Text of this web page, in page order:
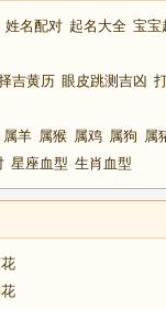
姓名配对 起名大全 宝宝
吉黄历 眼皮跳测吉凶
属羊 属猴 属鸡 属狗 属
星座血型 生肖血型